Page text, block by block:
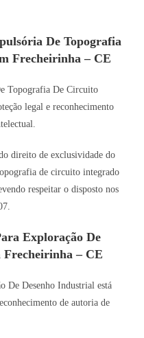
De Topografia
Frecheirinha – CE
Topografia De Circuito
legal e reconhecimento
direito de exclusividade do
de circuito integrado
respeitar o disposto nos
Exploração De
– CE
De Desenho Industrial está
de autoria de